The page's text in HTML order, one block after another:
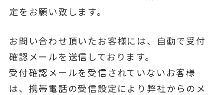
定をお願い致します。
お問い合わせ頂いたお客様には、自動で受付
確認メールを送信しております。
受付確認メールを受信されていないお客様
は、携帯電話の受信設定により弊社からのメ